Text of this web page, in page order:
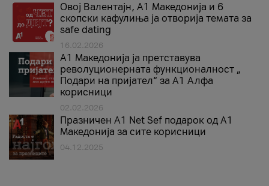
Овој Валентајн, A1 Македонија и 6
скопски кафулиња ја отворија темата за
safe dating
16.02.2026
А1 Македонија ја претставува
револуционерната функционалност „
Подари на пријател“ за А1 Алфа
корисници
02.02.2026
Празничен A1 Net Sеf подарок од А1
Македонија за сите корисници
04.12.2025